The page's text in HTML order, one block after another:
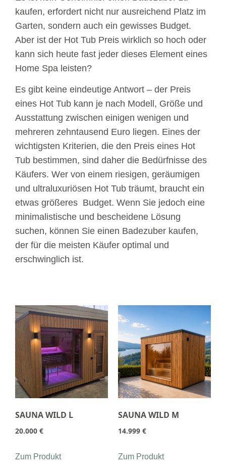
kaufen, erfordert nicht nur ausreichend Platz im
Garten, sondern auch ein gewisses Budget.
Aber ist der Hot Tub Preis wirklich so hoch oder
kann sich heute fast jeder dieses Element eines
Home Spa leisten?
Es gibt keine eindeutige Antwort – der Preis
eines Hot Tub kann je nach Modell, Größe und
Ausstattung zwischen einigen wenigen und
mehreren zehntausend Euro liegen. Eines der
wichtigsten Kriterien, die den Preis eines Hot
Tub bestimmen, sind daher die Bedürfnisse des
Käufers. Wer von einem riesigen, geräumigen
und ultraluxuriösen Hot Tub träumt, braucht ein
etwas größeres Budget. Wenn Sie jedoch eine
minimalistische und bescheidene Lösung
suchen, können Sie einen Badezuber kaufen,
der für die meisten Käufer optimal und
erschwinglich ist.
SAUNA WILD L
20.000 €
Zum Produkt
SAUNA WILD M
14.999 €
Zum Produkt